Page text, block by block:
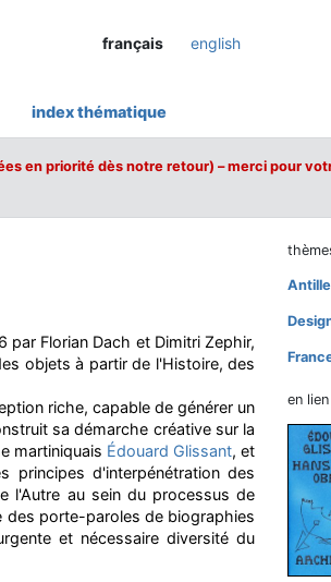
français english
index thématique
en priorité dès notre retour) – merci pour
Florian Dach et Dimitri Zephir,
objets à partir de l'Histoire, des
riche, capable de générer un
sa démarche créative sur la
martiniquais Édouard Glissant, et
principes d'interpénétration des
l'Autre au sein du processus de
des porte-paroles de biographies
et nécessaire diversité du
en